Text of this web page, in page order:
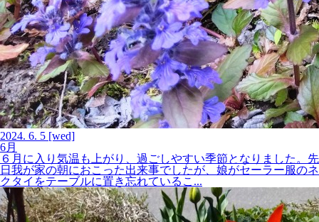
2024. 6. 5 [wed]
6月
６月に入り気温も上がり、過ごしやすい季節となりました。先
日我が家の朝におこった出来事でしたが、娘がセーラー服のネ
クタイをテーブルに置き忘れているこ...